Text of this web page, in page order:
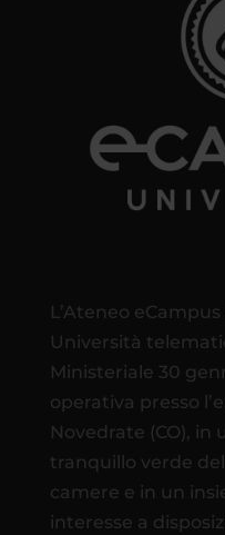
L’Ateneo
Università
Ministeriale 30
operativa presso
Novedrate (CO), in
tranquillo verde
camere e in un
interesse a